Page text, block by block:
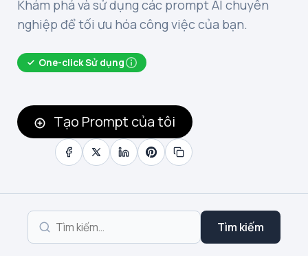
Khám phá và sử dụng các prompt AI chuyên
nghiệp để tối ưu hóa công việc của bạn.
One-click Sử dụng
Tạo Prompt của tôi
Tìm kiếm